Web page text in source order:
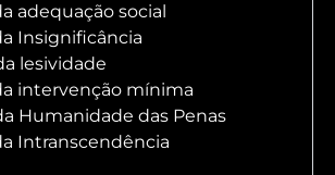
adequação social
Insignificância
lesividade
intervenção mínima
Humanidade das Penas
Intranscendência